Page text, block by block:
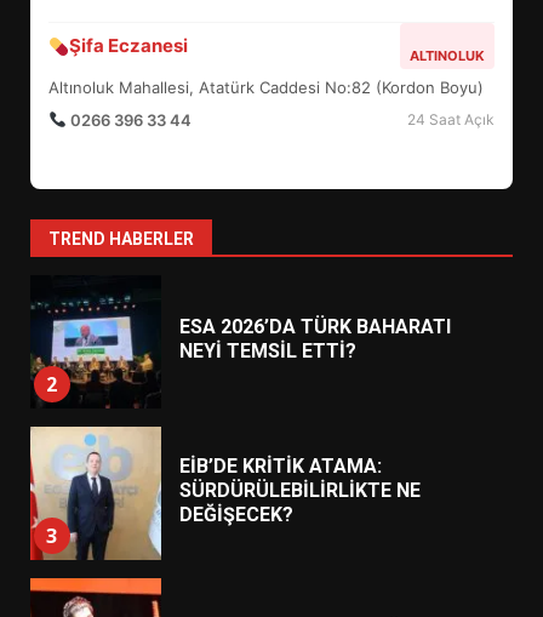
Şifa Eczanesi ALTINOLUK
Altınoluk Mahallesi, Atatürk Caddesi No:82 (Kordon Boyu)
0266 396 33 44
24 Saat Açık
TREND HABERLER
HAREKETE GEÇİYOR: GÖZLER
BULUŞMADA
ESA 2026’DA TÜRK BAHARATI
NEYİ TEMSİL ETTİ?
3
4
EDREMİT’İN GURURU TÜRKİYE